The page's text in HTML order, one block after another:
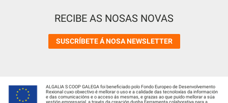
RECIBE AS NOSAS NOVAS
SUSCRÍBETE Á NOSA NEWSLETTER
ALGALIA S COOP GALEGA foi beneficiado polo Fondo Europeo de Desenvolvemento
Rexional cuxo obxectivo é mellorar o uso e a calidade das tecnoloxías da información
e das comunicacións e o acceso ás mesmas, e grazas ao que puido mellorar a súa